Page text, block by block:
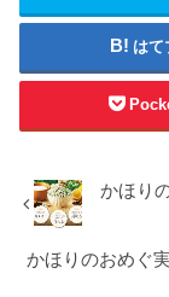
はて
かほり
かほりのおめぐ